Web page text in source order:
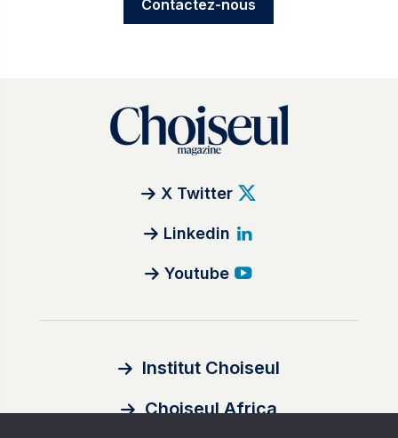
Contactez-nous
X Twitter
Linkedin
Youtube
Institut Choiseul
Choiseul Africa